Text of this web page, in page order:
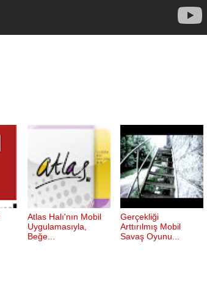
Atlas Halı'nın Mobil
Uygulamasıyla,
Beğe...
Gerçekliği
Arttırılmış Mobil
Savaş Oyunu...